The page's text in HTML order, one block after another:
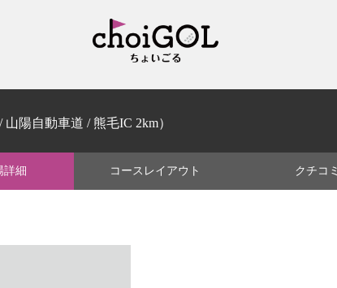
山陽自動車道 / 熊毛IC 2km）
詳細 コース レイアウト クチコ